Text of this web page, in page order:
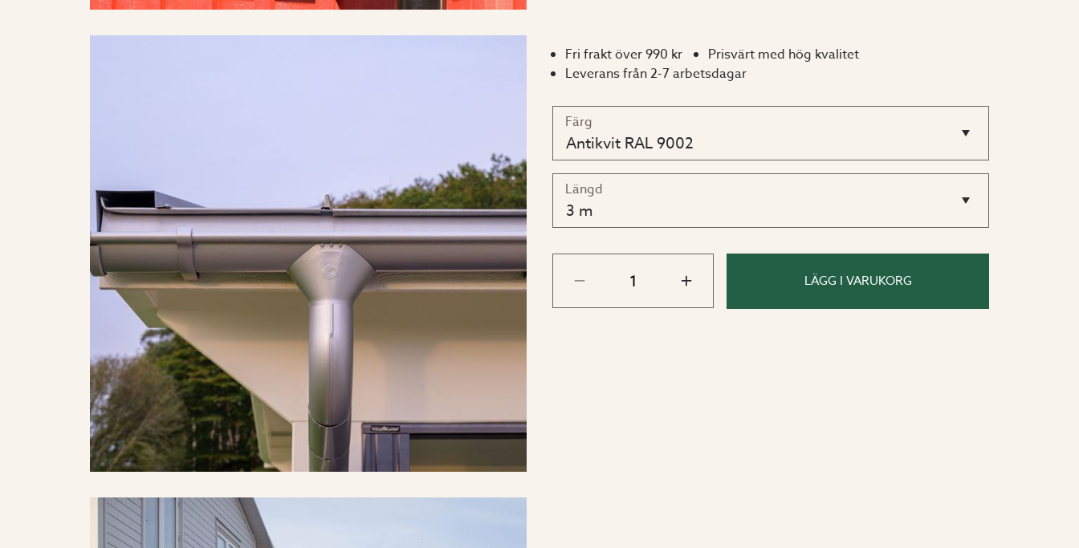
Hängränna 100 mm
Stuprör 75 mm
Färger
Standardfärgerna är svart, vitt och silvermetallic. Dessutom
kan du välja till hängrännor och stuprör lackerade i samma
färg som taket.
Vi erbjuder Lindabs standardkulörer på deras produkter.
Fri frakt över 990 kr
Prisvärt med hög kvalitet
Leverans från 2-7 arbetsdagar
Färg
Antikvit RAL 9002
Längd
3 m
LÄGG I VARUKORG